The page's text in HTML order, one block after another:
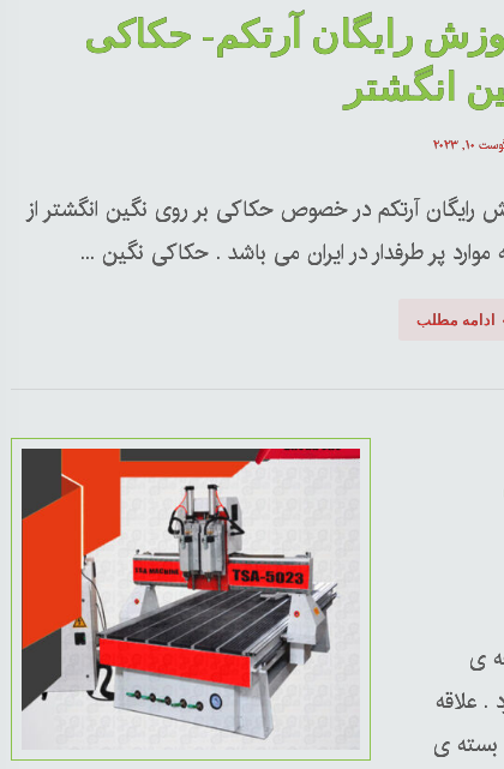
رایگان آرتکم- حکاکی
انگشتر
۱۰, ۲۰۲۳
رایگان آرتکم در خصوص حکاکی بر روی نگین انگشتر از
موارد پر طرفدار در ایران می باشد . حکاکی نگین ...
ادامه مطلب
ی
. علاقه
بسته ی